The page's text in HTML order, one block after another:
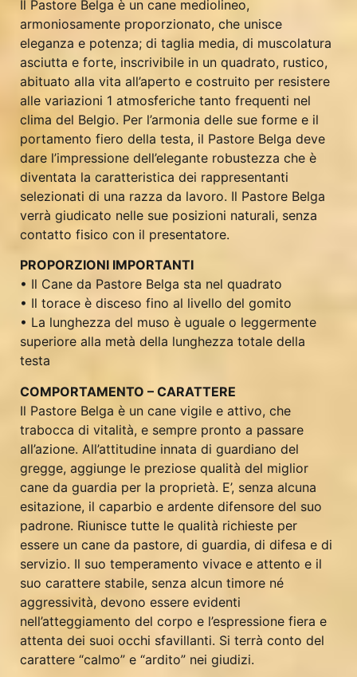
Il Pastore Belga è un cane mediolineo,
armoniosamente proporzionato, che unisce
eleganza e potenza; di taglia media, di muscolatura
asciutta e forte, inscrivibile in un quadrato, rustico,
abituato alla vita all’aperto e costruito per resistere
alle variazioni 1 atmosferiche tanto frequenti nel
clima del Belgio. Per l’armonia delle sue forme e il
portamento fiero della testa, il Pastore Belga deve
dare l’impressione dell’elegante robustezza che è
diventata la caratteristica dei rappresentanti
selezionati di una razza da lavoro. Il Pastore Belga
verrà giudicato nelle sue posizioni naturali, senza
contatto fisico con il presentatore.
PROPORZIONI IMPORTANTI
• Il Cane da Pastore Belga sta nel quadrato
• Il torace è disceso fino al livello del gomito
• La lunghezza del muso è uguale o leggermente
superiore alla metà della lunghezza totale della
testa
COMPORTAMENTO – CARATTERE
Il Pastore Belga è un cane vigile e attivo, che
trabocca di vitalità, e sempre pronto a passare
all’azione. All’attitudine innata di guardiano del
gregge, aggiunge le preziose qualità del miglior
cane da guardia per la proprietà. E’, senza alcuna
esitazione, il caparbio e ardente difensore del suo
padrone. Riunisce tutte le qualità richieste per
essere un cane da pastore, di guardia, di difesa e di
servizio. Il suo temperamento vivace e attento e il
suo carattere stabile, senza alcun timore né
aggressività, devono essere evidenti
nell’atteggiamento del corpo e l’espressione fiera e
attenta dei suoi occhi sfavillanti. Si terrà conto del
carattere “calmo” e “ardito” nei giudizi.